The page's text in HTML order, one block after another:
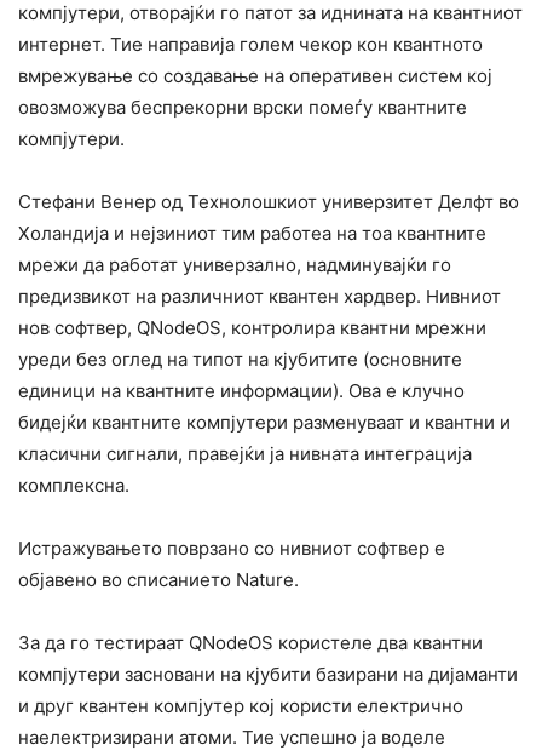
компјутери, отворајќи го патот за иднината на квантниот
интернет. Тие направија голем чекор кон квантното
вмрежување со создавање на оперативен систем кој
овозможува беспрекорни врски помеѓу квантните
компјутери.
Стефани Венер од Технолошкиот универзитет Делфт во
Холандија и нејзиниот тим работеа на тоа квантните
мрежи да работат универзално, надминувајќи го
предизвикот на различниот квантен хардвер. Нивниот
нов софтвер, QNodeOS, контролира квантни мрежни
уреди без оглед на типот на кјубитите (основните
единици на квантните информации). Ова е клучно
бидејќи квантните компјутери разменуваат и квантни и
класични сигнали, правејќи ја нивната интеграција
комплексна.
Истражувањето поврзано со нивниот софтвер е
објавено во списанието Nature.
За да го тестираат QNodeOS користеле два квантни
компјутери засновани на кјубити базирани на дијаманти
и друг квантен компјутер кој користи електрично
наелектризирани атоми. Тие успешно ја воделе